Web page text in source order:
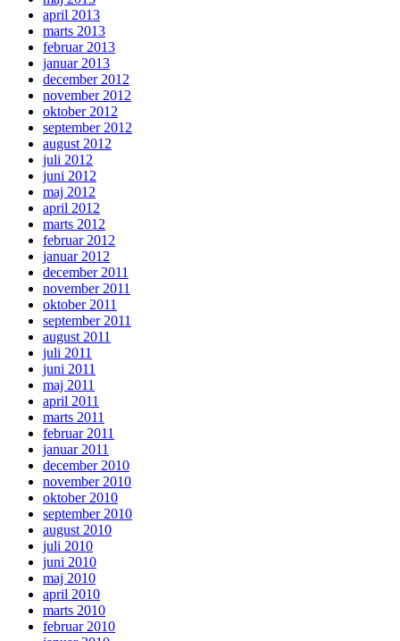
april 2013
marts 2013
februar 2013
januar 2013
december 2012
november 2012
oktober 2012
september 2012
august 2012
juli 2012
juni 2012
maj 2012
april 2012
marts 2012
februar 2012
januar 2012
december 2011
november 2011
oktober 2011
september 2011
august 2011
juli 2011
juni 2011
maj 2011
april 2011
marts 2011
februar 2011
januar 2011
december 2010
november 2010
oktober 2010
september 2010
august 2010
juli 2010
juni 2010
maj 2010
april 2010
marts 2010
februar 2010